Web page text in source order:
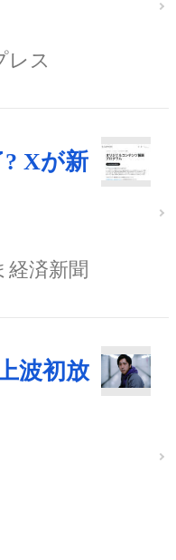
レス
Xが新
経済新聞
波初放